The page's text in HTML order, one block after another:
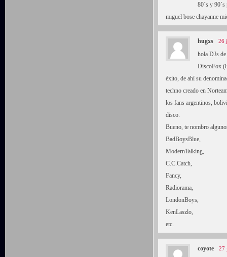
80´s y
miguel bose chayanne
hugxs 26
hola DJs
DiscoFox
éxito, de ahí su
techno creado en
los fans argentinos,
disco.
Bueno, te nombro
BadBoysBlue,
ModernTalking,
C.C.Catch,
Fancy,
Radiorama,
LondonBoys,
KenLaszlo,
etc.
coyote 27